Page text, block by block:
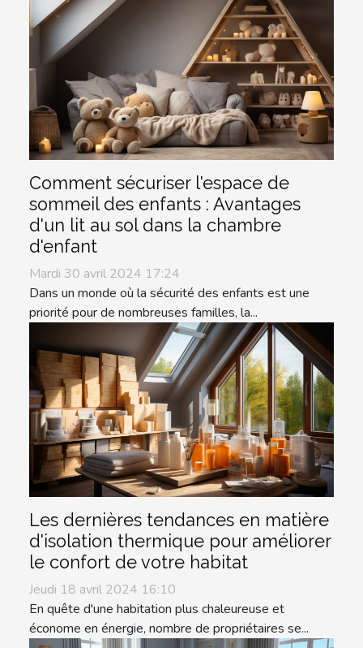
Comment sécuriser l'espace de
sommeil des enfants : Avantages
d'un lit au sol dans la chambre
d'enfant
Mardi 30 avril 2024 17:24
Dans un monde où la sécurité des enfants est une
priorité pour de nombreuses familles, la...
Les dernières tendances en matière
d'isolation thermique pour améliorer
le confort de votre habitat
Jeudi 18 avril 2024 16:10
En quête d'une habitation plus chaleureuse et
économe en énergie, nombre de propriétaires se...